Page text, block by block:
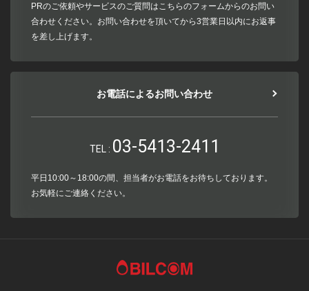
PRのご依頼やサービスのご質問はこちらのフォームからのお問い
合わせください。お問い合わせを頂いてから3営業日以内にお返事
を差し上げます。
お電話によるお問い合わせ
TEL : 03-5413-2411
平日10:00～18:00の間、担当者がお電話をお待ちしております。
お気軽にご連絡ください。